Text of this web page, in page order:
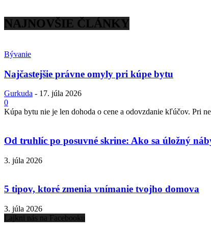
NAJNOVŠIE ČLÁNKY
Bývanie
Najčastejšie právne omyly pri kúpe bytu
Gurkuda - 17. júla 2026
0
Kúpa bytu nie je len dohoda o cene a odovzdanie kľúčov. Pri
Od truhlíc po posuvné skrine: Ako sa úložný
3. júla 2026
5 tipov, ktoré zmenia vnímanie tvojho domova
3. júla 2026
Lajkni nás na Facebooku